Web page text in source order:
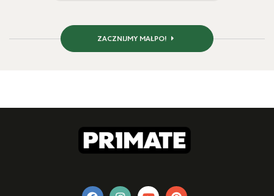
ZACZNIJMY MAŁPO!